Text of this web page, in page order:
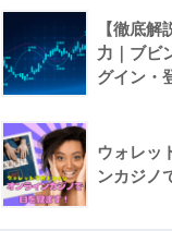
【徹底
力｜ブビ
グイン・
ウォレッ
ンカジノ